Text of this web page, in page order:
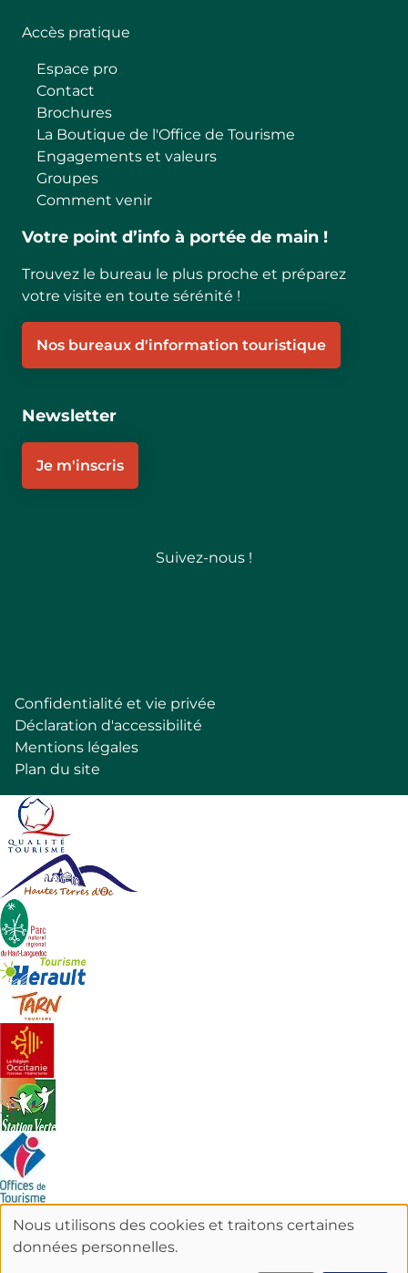
Accès pratique
Espace pro
Contact
Brochures
La Boutique de l'Office de Tourisme
Engagements et valeurs
Groupes
Comment venir
Votre point d’info à portée de main !
Trouvez le bureau le plus proche et préparez
votre visite en toute sérénité !
Nos bureaux d'information touristique
Newsletter
Je m'inscris
Suivez-nous !
Pied
de
page
Confidentialité et vie privée
Déclaration d'accessibilité
Mentions légales
Plan du site
UTILISATION
Nous utilisons des cookies et traitons certaines
données personnelles.